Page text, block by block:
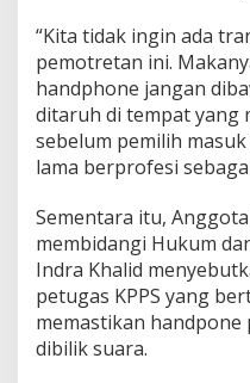
S
a
t
P
e
m
i
u
“Kita tidak ingin ada
pemotretan ini.
handphone jangan
ditaruh di tempat yang
sebelum pemilih
lama berprofesi
Sementara itu,
membidangi Hukum
Indra Khalid
petugas KPPS yang
memastikan
dibilik suara.